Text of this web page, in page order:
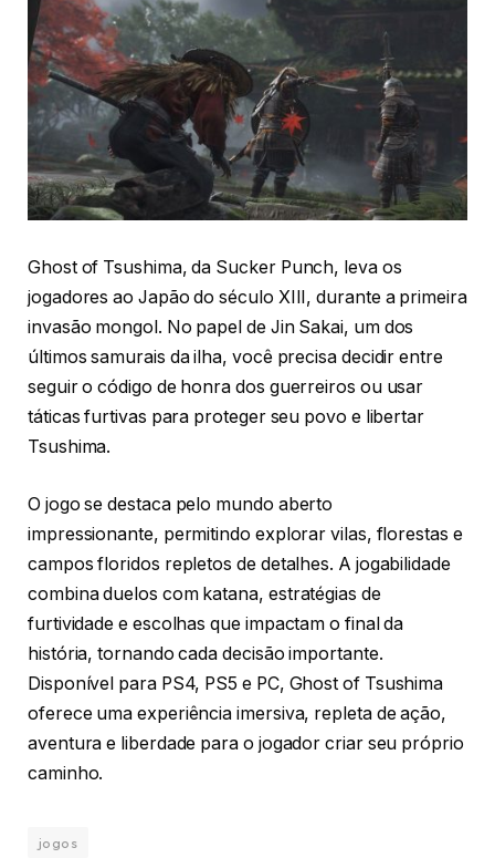
Ghost of Tsushima, da Sucker Punch, leva os
jogadores ao Japão do século XIII, durante a primeira
invasão mongol. No papel de Jin Sakai, um dos
últimos samurais da ilha, você precisa decidir entre
seguir o código de honra dos guerreiros ou usar
táticas furtivas para proteger seu povo e libertar
Tsushima.
O jogo se destaca pelo mundo aberto
impressionante, permitindo explorar vilas, florestas e
campos floridos repletos de detalhes. A jogabilidade
combina duelos com katana, estratégias de
furtividade e escolhas que impactam o final da
história, tornando cada decisão importante.
Disponível para PS4, PS5 e PC, Ghost of Tsushima
oferece uma experiência imersiva, repleta de ação,
aventura e liberdade para o jogador criar seu próprio
caminho.
jogos